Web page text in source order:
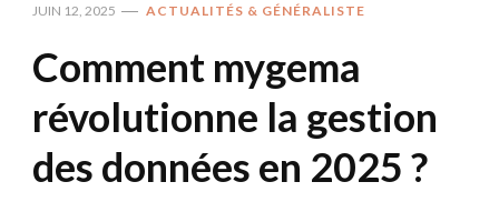
JUIN 12, 2025 ACTUALITÉS & GÉNÉRALISTE
Comment mygema
révolutionne la gestion
des données en 2025 ?